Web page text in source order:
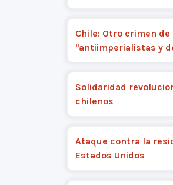
Chile: Otro crimen
"antiimperialistas y
Solidaridad
chilenos
Ataque contra la
Estados Unidos